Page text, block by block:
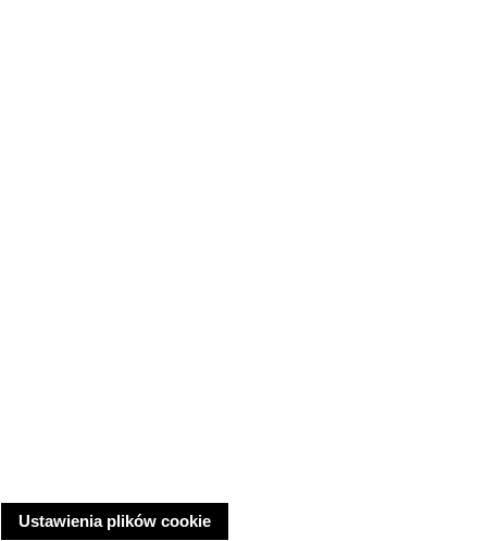
Ustawienia plików cookie